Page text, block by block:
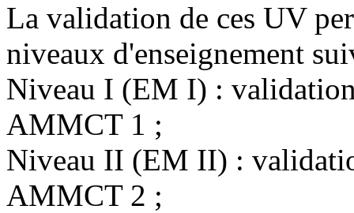
La validation de ces UV
niveaux d'enseignement
Niveau I (EM I) :
AMMCT 1 ;
Niveau II (EM II) :
AMMCT 2 ;